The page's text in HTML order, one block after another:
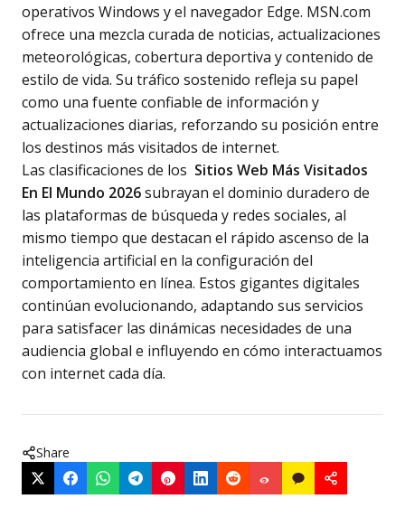
operativos Windows y el navegador Edge. MSN.com
ofrece una mezcla curada de noticias, actualizaciones
meteorológicas, cobertura deportiva y contenido de
estilo de vida. Su tráfico sostenido refleja su papel
como una fuente confiable de información y
actualizaciones diarias, reforzando su posición entre
los destinos más visitados de internet.
Las clasificaciones de los Sitios Web Más Visitados
En El Mundo 2026subrayan el dominio duradero de
las plataformas de búsqueda y redes sociales, al
mismo tiempo que destacan el rápido ascenso de la
inteligencia artificial en la configuración del
comportamiento en línea. Estos gigantes digitales
continúan evolucionando, adaptando sus servicios
para satisfacer las dinámicas necesidades de una
audiencia global e influyendo en cómo interactuamos
con internet cada día.
Share